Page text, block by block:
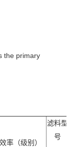
the primary
效率（级别）
滤料型
号